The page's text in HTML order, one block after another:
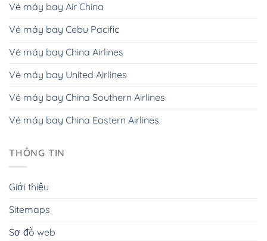
Vé máy bay Air China
Vé máy bay Cebu Pacific
Vé máy bay China Airlines
Vé máy bay United Airlines
Vé máy bay China Southern Airlines
Vé máy bay China Eastern Airlines
THÔNG TIN
Giới thiệu
Sitemaps
Sơ đồ web